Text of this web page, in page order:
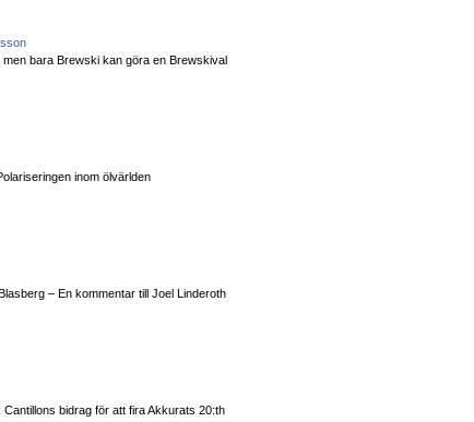
men bara Brewski kan göra en Brewskival
inom ölvärlden
– En kommentar till Joel Linderoth
bidrag för att fira Akkurats 20:th